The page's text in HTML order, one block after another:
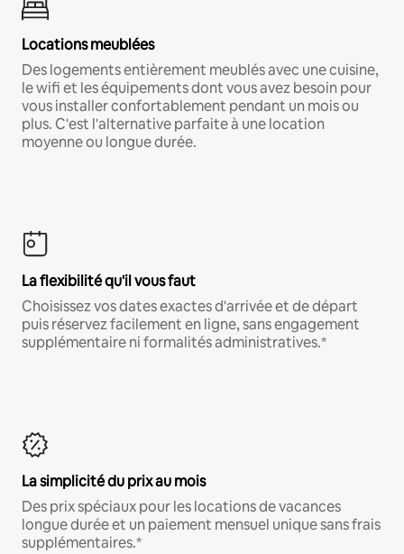
Locations meublées
Des logements entièrement meublés avec une cuisine,
le wifi et les équipements dont vous avez besoin pour
vous installer confortablement pendant un mois ou
plus. C'est l'alternative parfaite à une location
moyenne ou longue durée.
La flexibilité qu'il vous faut
Choisissez vos dates exactes d'arrivée et de départ
puis réservez facilement en ligne, sans engagement
supplémentaire ni formalités administratives.*
La simplicité du prix au mois
Des prix spéciaux pour les locations de vacances
longue durée et un paiement mensuel unique sans frais
supplémentaires.*